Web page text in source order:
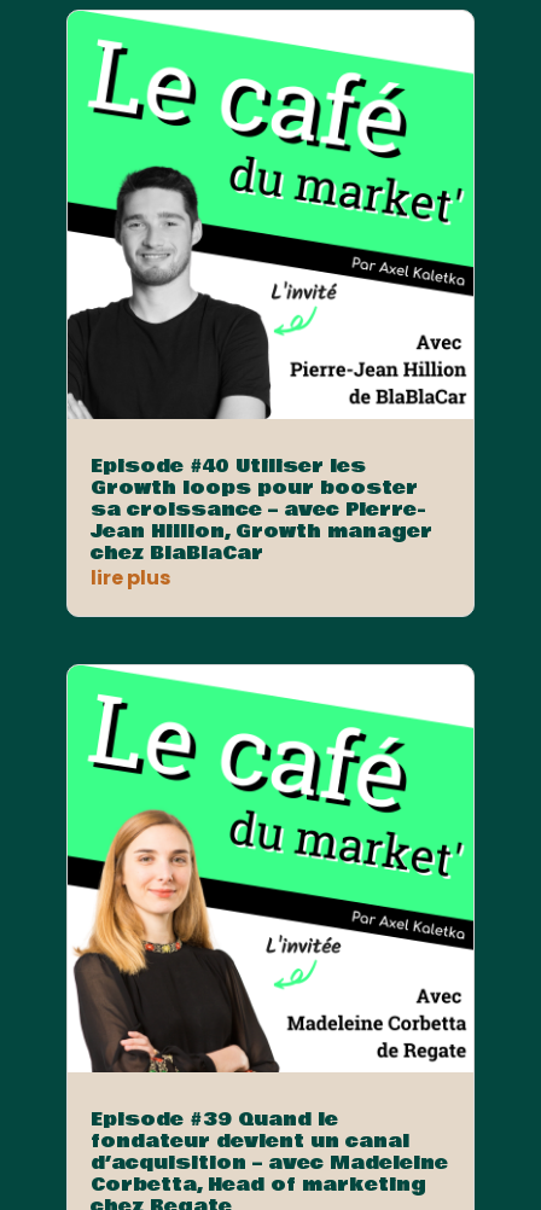
Episode #40 Utiliser les
Growth loops pour booster
sa croissance – avec Pierre-
Jean Hillion, Growth manager
chez BlaBlaCar
lire plus
Episode #39 Quand le
fondateur devient un canal
d’acquisition – avec Madeleine
Corbetta, Head of marketing